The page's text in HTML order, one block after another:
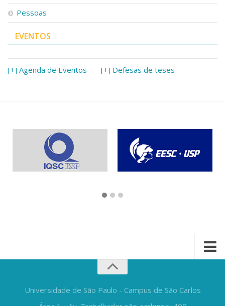
Pessoas
EVENTOS
[+] Agenda de Eventos [+] Defesas de teses
Universidade de São Paulo - Campus de São Carlos